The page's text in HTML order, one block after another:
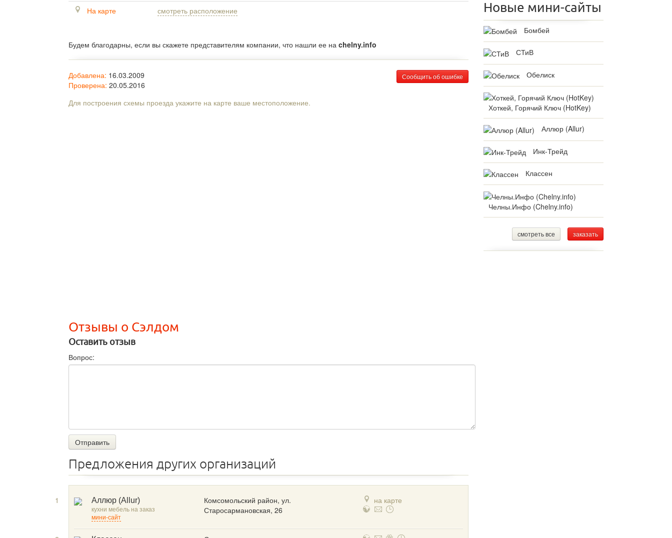
На карте
смотреть расположение
Будем благодарны, если вы скажете представителям компании, что нашли ее на chelny.info
Сообщить об ошибке
Добавлена: 16.03.2009
Проверена: 20.05.2016
Для построения схемы проезда укажите на карте ваше местоположение.
Отзывы о Сэлдом
Оставить отзыв
Вопрос:
Отправить
Предложения других организаций
1
Аллюр (Allur)
кухни мебель на заказ
мини-сайт
Комсомольский район, ул.
Старосармановская, 26
на карте
Новые мини-сайты
Бомбей
СТиВ
Обелиск
Хоткей, Горячий Ключ (HotKey)
Аллюр (Allur)
Инк-Трейд
Классен
Челны.Инфо (Chelny.info)
смотреть все заказать